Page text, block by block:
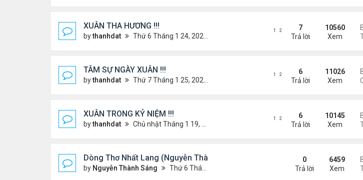
XUÂN THA HƯƠNG !!!
bythanhdat Thứ 6 Tháng 1 24, 2025 2:26 am
7
Trả lời
10560
Xem
1 2
TÂM SỰ NGÀY XUÂN !!!
bythanhdat Thứ 7 Tháng 1 25, 2025 10:28 am
6
Trả lời
11026
Xem
1 2
XUÂN TRONG KỶ NIỆM !!!
bythanhdat Chủ nhật Tháng 1 19, 2025 9:05 am
6
Trả lời
10145
Xem
1 2
Dòng Thơ Nhất Lang (Nguyễn Thành Sáng) - 1
by Nguyễn Thành Sáng Thứ 6 Tháng 1 24, 2025 9:09 pm
0
Trả lời
6459
Xem